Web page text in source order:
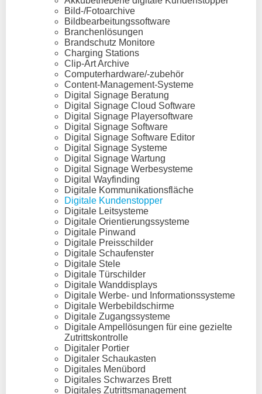
Bild-/Fotoarchive
Bildbearbeitungssoftware
Branchenlösungen
Brandschutz Monitore
Charging Stations
Clip-Art Archive
Computerhardware/-zubehör
Content-Management-Systeme
Digital Signage Beratung
Digital Signage Cloud Software
Digital Signage Playersoftware
Digital Signage Software
Digital Signage Software Editor
Digital Signage Systeme
Digital Signage Wartung
Digital Signage Werbesysteme
Digital Wayfinding
Digitale Kommunikationsfläche
Digitale Kundenstopper
Digitale Leitsysteme
Digitale Orientierungssysteme
Digitale Pinwand
Digitale Preisschilder
Digitale Schaufenster
Digitale Stele
Digitale Türschilder
Digitale Wanddisplays
Digitale Werbe- und Informationssysteme
Digitale Werbebildschirme
Digitale Zugangssysteme
Digitale Ampellösungen für eine gezielte
Zutrittskontrolle
Digitaler Portier
Digitaler Schaukasten
Digitales Menübord
Digitales Schwarzes Brett
Digitales Zutrittsmanagement